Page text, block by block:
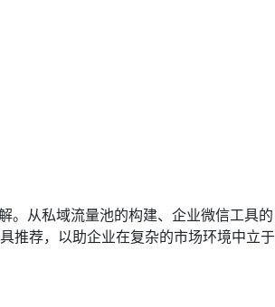
。从私域流量池的构建、企业微信工具的
推荐，以助企业在复杂的市场环境中立于